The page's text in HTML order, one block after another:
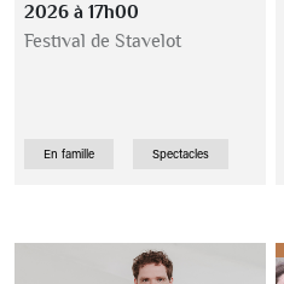
2026 à 17h00
Festival de Stavelot
En famille Spectacles